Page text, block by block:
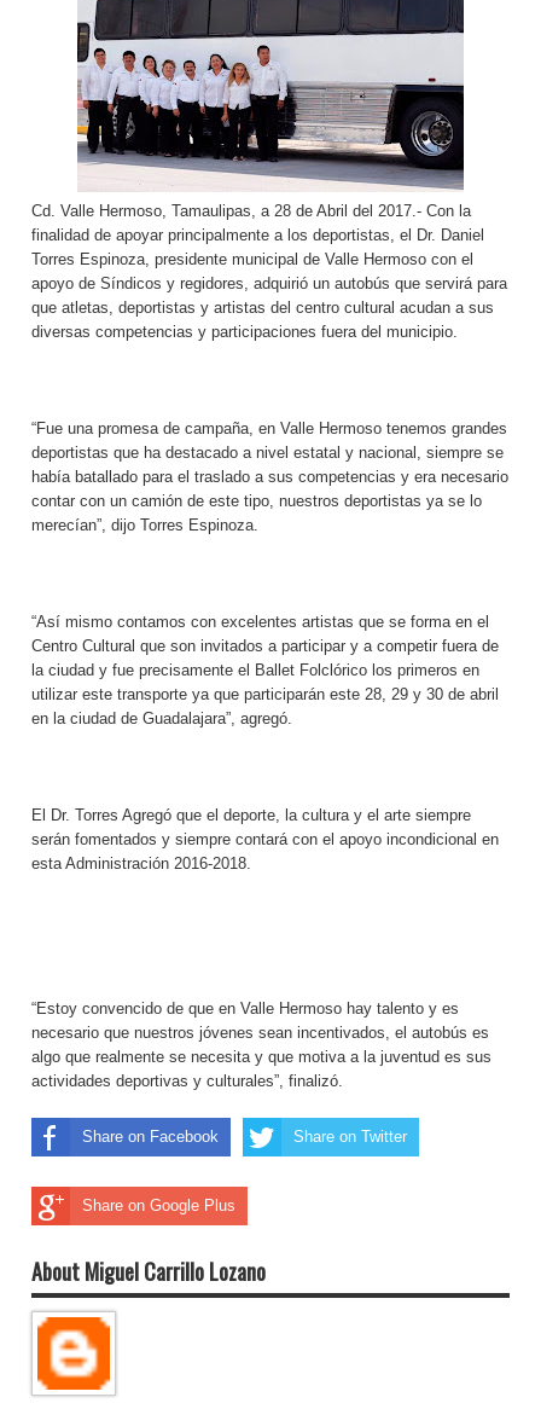
Cd. Valle Hermoso, Tamaulipas, a 28 de Abril del 2017.- Con la
finalidad de apoyar principalmente a los deportistas, el Dr. Daniel
Torres Espinoza, presidente municipal de Valle Hermoso con el
apoyo de Síndicos y regidores, adquirió un autobús que servirá para
que atletas, deportistas y artistas del centro cultural acudan a sus
diversas competencias y participaciones fuera del municipio.
“Fue una promesa de campaña, en Valle Hermoso tenemos grandes
deportistas que ha destacado a nivel estatal y nacional, siempre se
había batallado para el traslado a sus competencias y era necesario
contar con un camión de este tipo, nuestros deportistas ya se lo
merecían”, dijo Torres Espinoza.
“Así mismo contamos con excelentes artistas que se forma en el
Centro Cultural que son invitados a participar y a competir fuera de
la ciudad y fue precisamente el Ballet Folclórico los primeros en
utilizar este transporte ya que participarán este 28, 29 y 30 de abril
en la ciudad de Guadalajara”, agregó.
El Dr. Torres Agregó que el deporte, la cultura y el arte siempre
serán fomentados y siempre contará con el apoyo incondicional en
esta Administración 2016-2018.
“Estoy convencido de que en Valle Hermoso hay talento y es
necesario que nuestros jóvenes sean incentivados, el autobús es
algo que realmente se necesita y que motiva a la juventud es sus
actividades deportivas y culturales”, finalizó.
Share on Facebook Share on Twitter
Share on Google Plus
About Miguel Carrillo Lozano